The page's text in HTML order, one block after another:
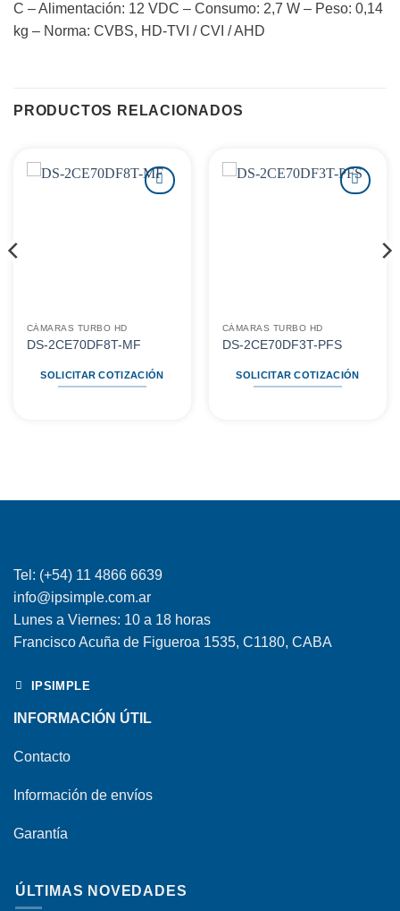
C – Alimentación: 12 VDC – Consumo: 2,7 W – Peso: 0,14
kg – Norma: CVBS, HD-TVI / CVI / AHD
PRODUCTOS RELACIONADOS
CÁMARAS TURBO HD
DS-2CE70DF8T-MF
SOLICITAR COTIZACIÓN
CÁMARAS TURBO HD
DS-2CE70DF3T-PFS
SOLICITAR COTIZACIÓN
Tel: (+54) 11 4866 6639
info@ipsimple.com.ar
Lunes a Viernes: 10 a 18 horas
Francisco Acuña de Figueroa 1535, C1180, CABA
IPSIMPLE
INFORMACIÓN ÚTIL
Contacto
Información de envíos
Garantía
ÚLTIMAS NOVEDADES